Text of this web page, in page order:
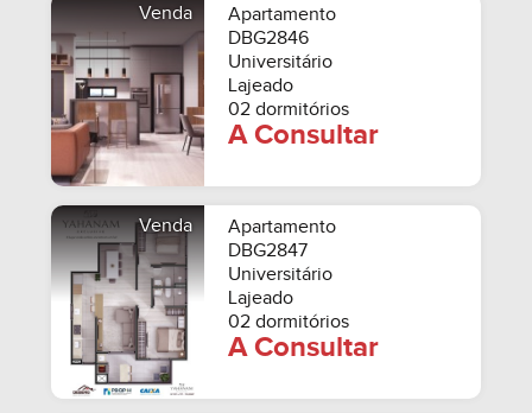
Venda
Apartamento
DBG2846
Universitário
Lajeado
02 dormitórios
A Consultar
Venda
Apartamento
DBG2847
Universitário
Lajeado
02 dormitórios
A Consultar